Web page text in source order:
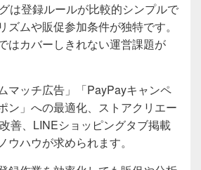
は登録ルールが比較的シンプルで
ズムや販促参加条件が独特です。
はカバーしきれない運営課題が
マッチ広告」「PayPayキャンペ
ン」への最適化、ストアクリエー
善、LINEショッピングタブ掲載
ハウが求められます。